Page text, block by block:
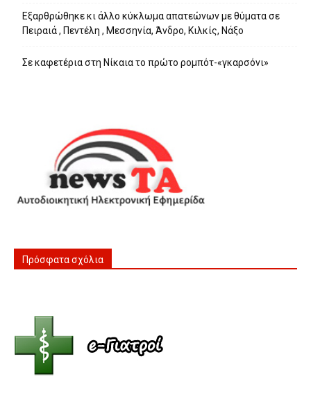
Εξαρθρώθηκε κι άλλο κύκλωμα απατεώνων με θύματα σε
Πειραιά , Πεντέλη , Μεσσηνία, Άνδρο, Κιλκίς, Νάξο
Σε καφετέρια στη Νίκαια το πρώτο ρομπότ-«γκαρσόνι»
Πρόσφατα σχόλια